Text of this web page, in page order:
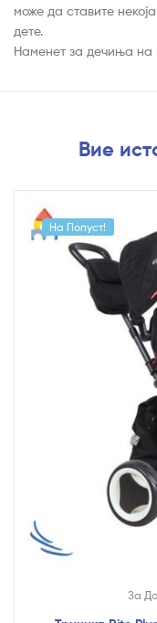
може да ставите
дете.
Наменет за дечиња на
Вие
На Попуст!
За